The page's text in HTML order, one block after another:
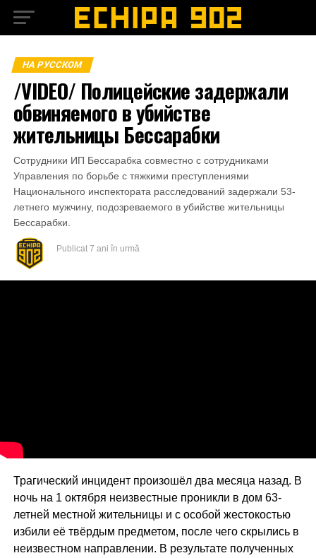
НА РУССКОМ
/VIDEO/ Полицейские задержали
обвиняемого в убийстве
жительницы Бессарабки
Сотрудники ИП Бессарабка совместно с сотрудниками
Управления по борьбе с тяжкими преступлениями
Национального инспектората расследований задержали 53-
летнего мужчину, подозреваемого в убийстве жительницы
Бессарабки.
Publicat 7 ani în urmă
Трагический инцидент произошёл два месяца назад. В
ночь на 1 октября неизвестные проникли в дом 63-
летней местной жительницы и с особой жестокостью
избили её твёрдым предметом, после чего скрылись в
неизвестном направлении. В результате полученных